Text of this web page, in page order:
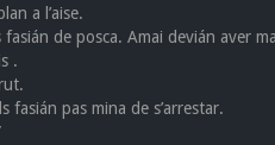
a l’aise.
de posca. Amai devián aver
.
fasián pas mina de s’arrestar.